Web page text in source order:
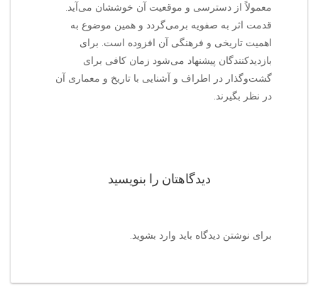
معمولاً از دسترسی و موقعیت آن خوششان می‌آید.
قدمت اثر به صفویه برمی‌گردد و همین موضوع به
اهمیت تاریخی و فرهنگی آن افزوده است. برای
بازدیدکنندگان پیشنهاد می‌شود زمان کافی برای
گشت‌وگذار در اطراف و آشنایی با تاریخ و معماری آن
در نظر بگیرند.
دیدگاهتان را بنویسید
برای نوشتن دیدگاه باید وارد بشوید